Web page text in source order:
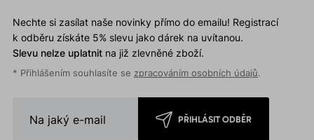
Nechte si zasílat naše novinky přímo do emailu! Registrací
k odběru získáte 5% slevu jako dárek na uvítanou.
Slevu nelze uplatnitna již zlevněné zboží.
* Přihlášením souhlasíte se zpracováním osobních údajů.
PŘIHLÁSIT ODBĚR